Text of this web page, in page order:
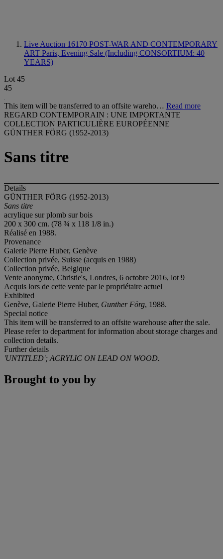
Live Auction 16170 POST-WAR AND CONTEMPORARY
ART Paris, Evening Sale (Including CONSORTIUM: 40
YEARS)
Lot 45
45
This item will be transferred to an offsite wareho… Read more
REGARD CONTEMPORAIN : UNE IMPORTANTE
COLLECTION PARTICULIÈRE EUROPÉENNE
GÜNTHER FÖRG (1952-2013)
Sans titre
Details
GÜNTHER FÖRG (1952-2013)
Sans titre
acrylique sur plomb sur bois
200 x 300 cm. (78 ¾ x 118 1/8 in.)
Réalisé en 1988.
Provenance
Galerie Pierre Huber, Genève
Collection privée, Suisse (acquis en 1988)
Collection privée, Belgique
Vente anonyme, Christie's, Londres, 6 octobre 2016, lot 9
Acquis lors de cette vente par le propriétaire actuel
Exhibited
Genève, Galerie Pierre Huber, Gunther Förg, 1988.
Special notice
This item will be transferred to an offsite warehouse after the sale.
Please refer to department for information about storage charges and
collection details.
Further details
'UNTITLED'; ACRYLIC ON LEAD ON WOOD.
Brought to you by